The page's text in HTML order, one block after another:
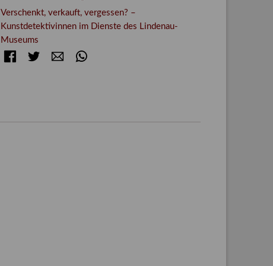
Verschenkt, verkauft, vergessen? –
Kunstdetektivinnen im Dienste des Lindenau-
Museums
FacebookTwitter E-mail